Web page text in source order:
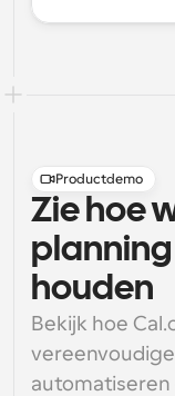
Productdemo
Zie hoe
houden
Bekijk hoe
automatiseren